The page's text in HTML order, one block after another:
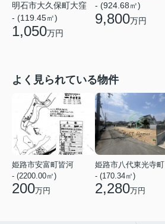
明石市大久保町大窪
- (119.45㎡)
1,050万円
- (924.68㎡)
9,800万円
よく見られている物件
姫路市安富町皆河
- (2200.00㎡)
200万円
姫路市八代東光寺町
- (170.34㎡)
2,280万円